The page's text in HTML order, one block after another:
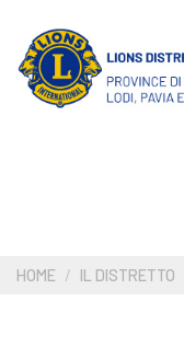
contenuto
principale
HOME IL DISTRETTO